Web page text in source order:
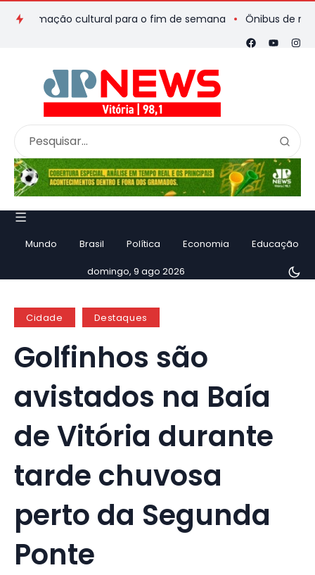
cultural para o fim de semana Ônibus de romeiros
Mundo Brasil Política Economia Educação
domingo, 9 ago 2026
Cidade Destaques
Golfinhos são
avistados na Baía
de Vitória durante
tarde chuvosa
perto da Segunda
Ponte